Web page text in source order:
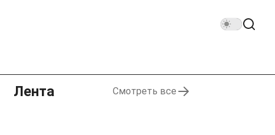
Лента Смотреть все